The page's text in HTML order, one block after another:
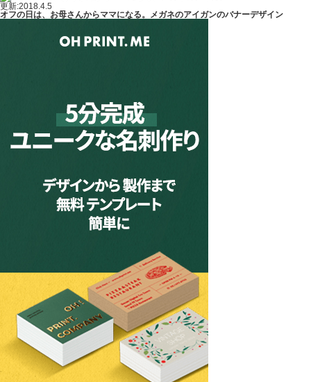
更新:2018.4.5
オフの日は、お母さんからママになる。メガネのアイガンのバナーデザイン